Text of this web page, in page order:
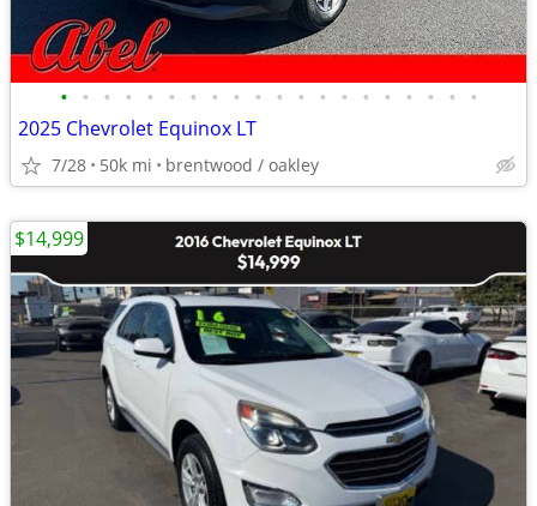
• • • • • • • • • • • • • • • • • • • •
2025 Chevrolet Equinox LT
7/28 50k mi brentwood / oakley
$14,999